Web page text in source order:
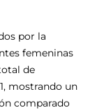
por la
femeninas
de
mostrando un
comparado